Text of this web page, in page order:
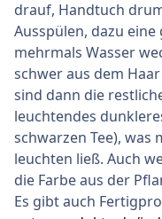
drauf, Handtuch
Ausspülen, dazu
mehrmals Wasser
schwer aus dem
sind dann die
leuchtendes
schwarzen Tee),
leuchten ließ. Auch
die Farbe aus der
Es gibt auch